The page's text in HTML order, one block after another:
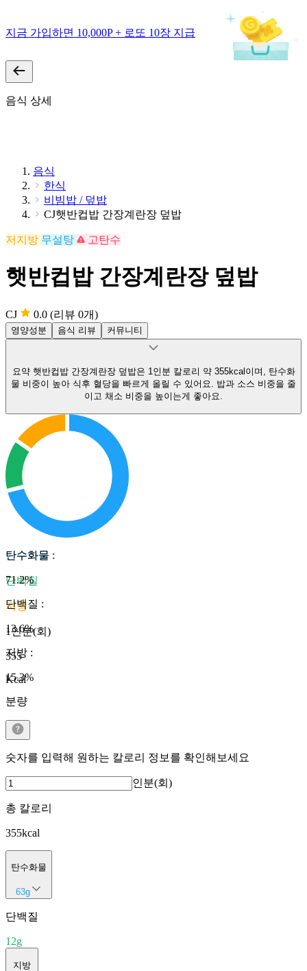
지금 가입하면 10,000P + 로또 10장 지급
음식 상세
음식
한식
비빔밥 / 덮밥
CJ햇반컵밥 간장계란장 덮밥
저지방 무설탕 고탄수
햇반컵밥 간장계란장 덮밥
CJ 0.0 (리뷰 0개)
영양성분 음식 리뷰 커뮤니티
요약 햇반컵밥 간장계란장 덮밥은 1인분 칼로리 약 355kcal이며, 탄수화
물 비중이 높아 식후 혈당을 빠르게 올릴 수 있어요. 밥과 소스 비중을 줄
이고 채소 비중을 높이는게 좋아요.
탄수화물
단백질
지방
1인분(회)
355
Kcal
탄수화물 :
71.2%
단백질 :
13.6%
지방 :
15.3%
분량
숫자를 입력해 원하는 칼로리 정보를 확인해보세요
인분(회)
총 칼로리
355kcal
탄수화물
63g
단백질
12g
지방